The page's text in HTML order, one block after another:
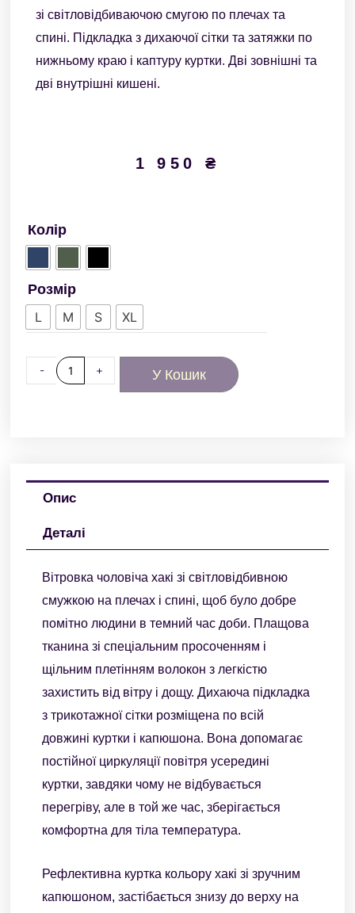
зі світловідбиваючою смугою по плечах та
спині. Підкладка з дихаючої сітки та затяжки по
нижньому краю і каптуру куртки. Дві зовнішні та
дві внутрішні кишені.
1 950 ₴
Колір
Розмір
L
M S XL
- + У Кошик
Опис
Деталі
Вітровка чоловіча хакі зі світловідбивною
смужкою на плечах і спині, щоб було добре
помітно людини в темний час доби. Плащова
тканина зі спеціальним просоченням і
щільним плетінням волокон з легкістю
захистить від вітру і дощу. Дихаюча підкладка
з трикотажної сітки розміщена по всій
довжині куртки і капюшона. Вона допомагає
постійної циркуляції повітря усередині
куртки, завдяки чому не відбувається
перегріву, але в той же час, зберігається
комфортна для тіла температура.
Рефлективна куртка кольору хакі зі зручним
капюшоном, застібається знизу до верху на